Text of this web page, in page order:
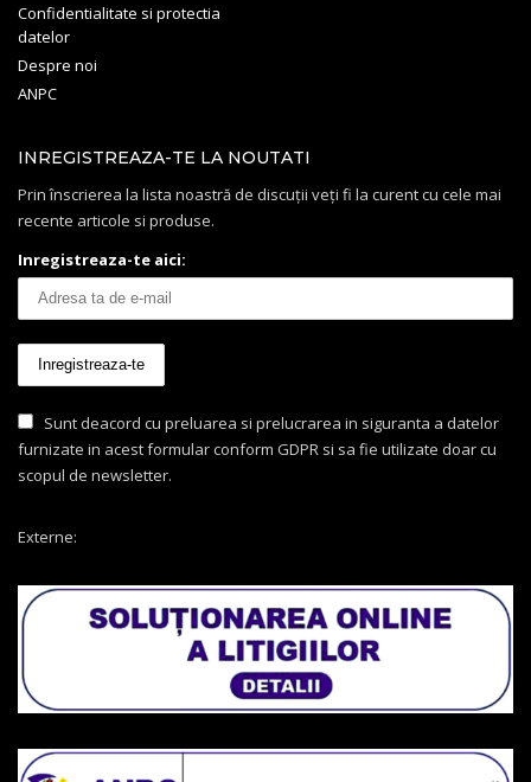
Confidentialitate si protectia
datelor
Despre noi
ANPC
INREGISTREAZA-TE LA NOUTATI
Prin înscrierea la lista noastră de discuții veți fi la curent cu cele mai
recente articole si produse.
Inregistreaza-te aici:
Sunt deacord cu preluarea si prelucrarea in siguranta a datelor
furnizate in acest formular conform GDPR si sa fie utilizate doar cu
scopul de newsletter.
Externe: